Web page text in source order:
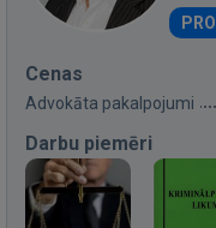
PRO
Cenas
Advokāta pakalpojumi
Darbu piemēri